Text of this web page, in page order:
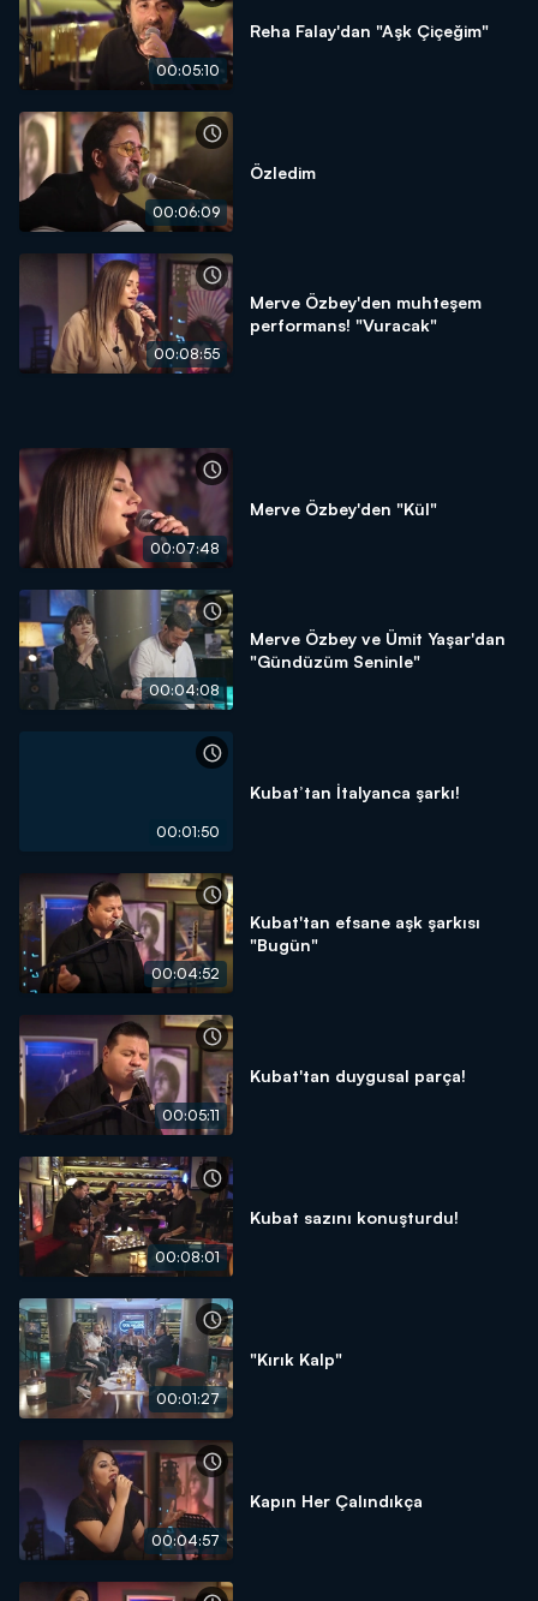
00:05:10
Reha Falay'dan "Aşk Çiçeğim"
00:06:09
Özledim
00:08:55
Merve Özbey'den muhteşem
performans! "Vuracak"
00:07:48
Merve Özbey'den "Kül"
00:04:08
Merve Özbey ve Ümit Yaşar'dan
"Gündüzüm Seninle"
00:01:50
Kubat’tan İtalyanca şarkı!
00:04:52
Kubat'tan efsane aşk şarkısı
"Bugün"
00:05:11
Kubat'tan duygusal parça!
00:08:01
Kubat sazını konuşturdu!
00:01:27
"Kırık Kalp"
00:04:57
Kapın Her Çalındıkça